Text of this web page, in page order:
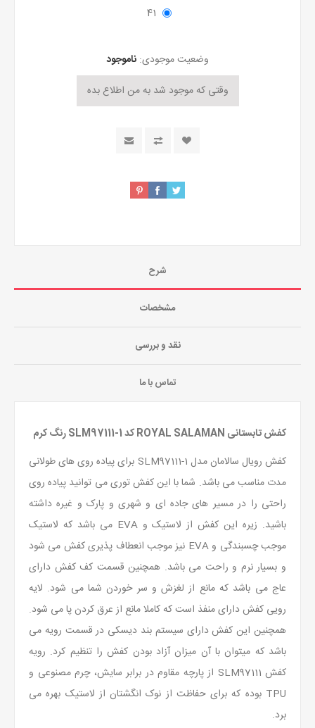
41
وضعیت موجودی: ناموجود
شرح
مشخصات
نقد و بررسی
تماس با ما
کفش تابستانی ROYAL SALAMAN کد SLM97111-1 رنگ کرم
کفش رویال سالامان مدل SLM97111-1 برای پیاده روی های طولانی
مدت مناسب می باشد. شما با این کفش توری می توانید پیاده روی
راحتی را در مسیر های جاده ای و شهری و پارک و غیره داشته
باشید. زیره این کفش از لاستیک و EVA می باشد که لاستیک
موجب چسبندگی و EVA نیز موجب انعطاف پذیری کفش می شود
و بسیار نرم و راحت می باشد. همچنین قسمت کف کفش دارای
عاج می باشد که مانع از لغزش و سر خوردن شما می شود. لایه
رویی کفش دارای منفذ است که کاملا مانع از عرق کردن پا می شود.
همچنین این کفش دارای سیستم بند دیسکی در قسمت رویه می
باشد که میتوان با آن میزان آزاد بودن کفش را تنظیم کرد. رویه
کفش SLM97111 از پارچه مقاوم در برابر سایش، چرم مصنوعی و
TPU بوده که برای حفاظت از نوک انگشتان از لاستیک بهره می
برد.